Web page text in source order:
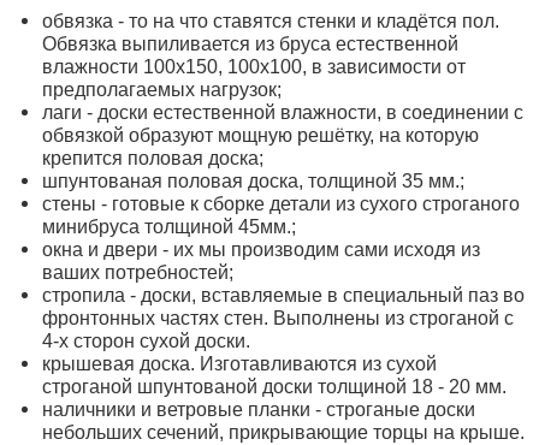
обвязка - то на что ставятся стенки и кладётся пол.
Обвязка выпиливается из бруса естественной
влажности 100х150, 100х100, в зависимости от
предполагаемых нагрузок;
лаги - доски естественной влажности, в соединении с
обвязкой образуют мощную решётку, на которую
крепится половая доска;
шпунтованая половая доска, толщиной 35 мм.;
стены - готовые к сборке детали из сухого строганого
минибруса толщиной 45мм.;
окна и двери - их мы производим сами исходя из
ваших потребностей;
стропила - доски, вставляемые в специальный паз во
фронтонных частях стен. Выполнены из строганой с
4-х сторон сухой доски.
крышевая доска. Изготавливаются из сухой
строганой шпунтованой доски толщиной 18 - 20 мм.
наличники и ветровые планки - строганые доски
небольших сечений, прикрывающие торцы на крыше.